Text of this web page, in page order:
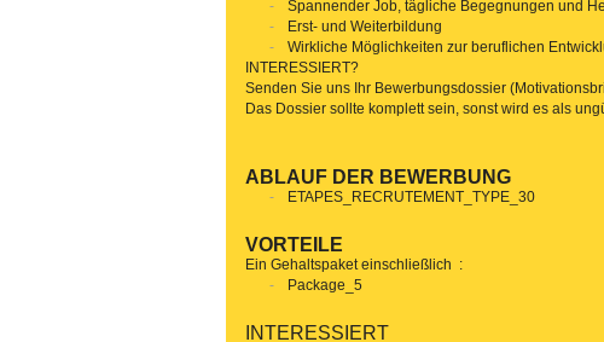
Spannender Job, tägliche Begegnungen und
Erst- und Weiterbildung
Wirkliche Möglichkeiten zur beruflichen
INTERESSIERT?
Senden Sie uns Ihr Bewerbungsdossier
Das Dossier sollte komplett sein, sonst wird es als
ABLAUF DER BEWERBUNG
ETAPES_RECRUTEMENT_TYPE_30
VORTEILE
Ein Gehaltspaket einschließlich :
Package_5
INTERESSIERT